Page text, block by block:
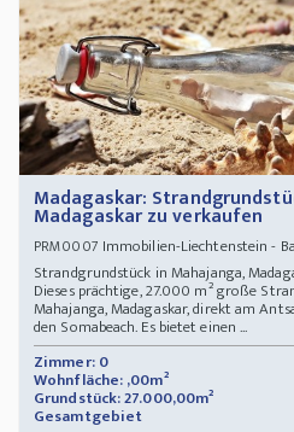
Madagaskar:
Madagaskar zu verkaufen
PRM0007 Immobilien-Liechtenstein -
Strandgrundstück in Mahajanga,
Dieses prächtige, 27.000 m² große
Mahajanga, Madagaskar, direkt am
den Somabeach. Es bietet einen ...
Zimmer: 0
Wohnfläche: ,00m²
Grundstück: 27.000,00m²
Gesamtgebiet